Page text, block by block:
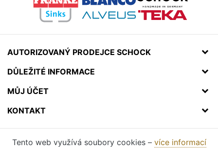
AUTORIZOVANÝ PRODEJCE SCHOCK
DŮLEŽITÉ INFORMACE
MŮJ ÚČET
KONTAKT
Tento web využívá soubory cookies – více informací